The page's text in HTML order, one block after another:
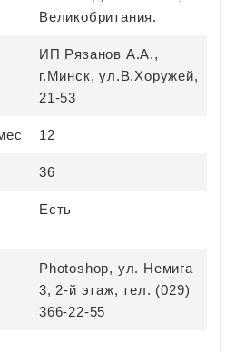
Великобритания.
ИП Рязанов А.А.,
г.Минск, ул.В.Хоружей,
21-53
12
36
Есть
Photoshop, ул. Немига
3, 2-й этаж, тел. (029)
366-22-55